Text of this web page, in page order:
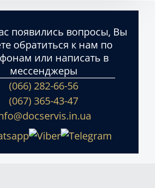
появились вопросы, Вы
обратиться к нам по
или написать в
мессенджеры
(066) 282-66-56
(067) 365-43-47